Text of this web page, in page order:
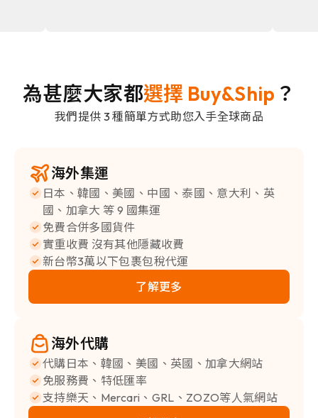
為甚麼大家都選擇 Buy&Ship ？
我們提供 3 種簡單方式助您入手全球商品
海外集運
日本、韓國、美國、中國、泰國、意大利、英
國、加拿大 等 9 國集運
免費合併多國貨件
實重收費 沒有其他隱藏收費
新台幣3萬以下包裹包稅代運
了解更多
海外代購
代購日本、韓國、美國、英國、加拿大網站
免服務費、特低匯率
支持樂天、Mercari、GRL、ZOZO等人氣網站